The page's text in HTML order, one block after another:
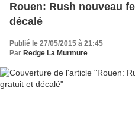
Rouen: Rush nouveau
décalé
Publié le 27/05/2015 à 21:45
Par Redge La Murmure